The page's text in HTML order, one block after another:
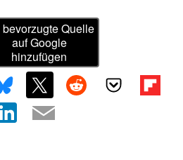
Quelle
auf Google
hinzufügen